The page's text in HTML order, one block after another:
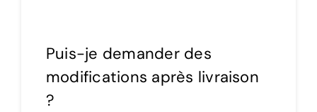
Puis-je demander des
modifications après livraison
?